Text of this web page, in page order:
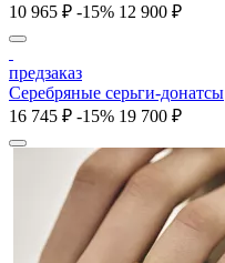
10 965 ₽ -15% 12 900 ₽
предзаказ
Серебряные серьги-донатсы
16 745 ₽ -15% 19 700 ₽